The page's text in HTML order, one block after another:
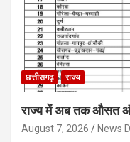
छत्तीसगढ़ राज्य
राज्य में अब तक औसत
August 7, 2026 News